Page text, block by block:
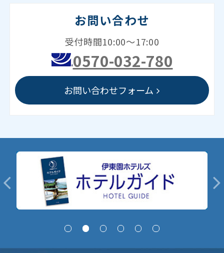
お問い合わせ
受付時間10:00～17:00
0570-032-780
お問い合わせフォーム